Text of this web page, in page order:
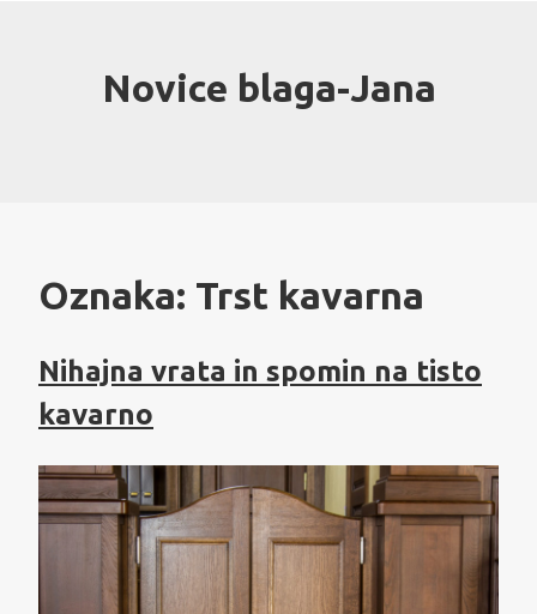
Novice blaga-Jana
Oznaka: Trst kavarna
Nihajna vrata in spomin na tisto
kavarno